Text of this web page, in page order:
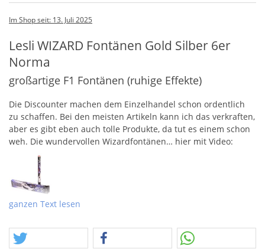
Im Shop seit: 13. Juli 2025
Lesli WIZARD Fontänen Gold Silber 6er
Norma
großartige F1 Fontänen (ruhige Effekte)
Die Discounter machen dem Einzelhandel schon ordentlich
zu schaffen. Bei den meisten Artikeln kann ich das verkraften,
aber es gibt eben auch tolle Produkte, da tut es einem schon
weh. Die wundervollen Wizardfontänen… hier mit Video:
So tolle Handfontänen…der reguläre Preis, völlig
Stück. Tja, da hilft nur eins, an der Quelle sitzen und die
ganzen Text lesen